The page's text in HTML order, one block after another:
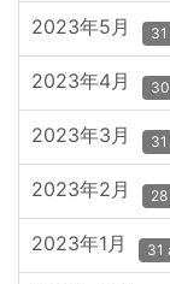
2023年5月
2023年4月
2023年3月
2023年2月
2023年1月 31